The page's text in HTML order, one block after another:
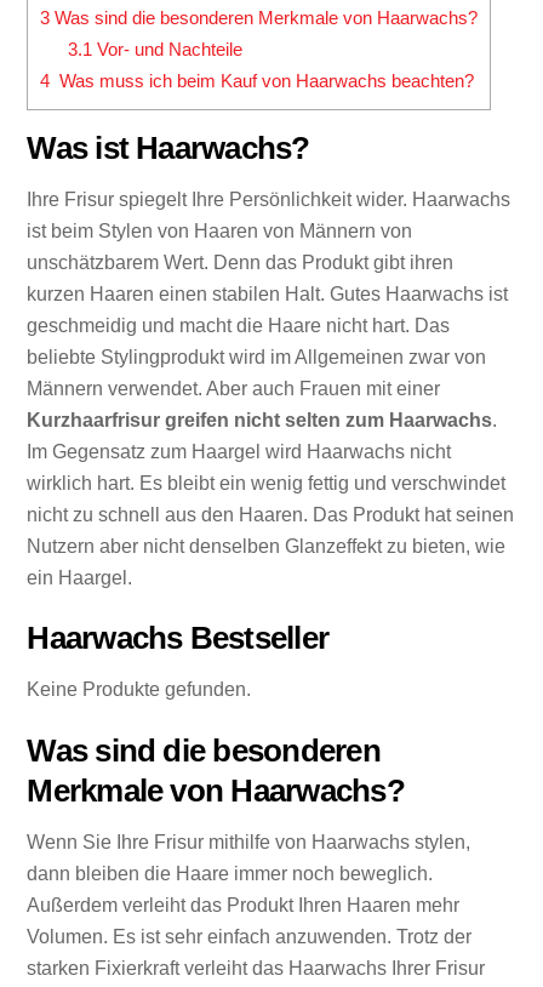
3 Was sind die besonderen Merkmale von Haarwachs?
3.1 Vor- und Nachteile
4 Was muss ich beim Kauf von Haarwachs beachten?
Was ist Haarwachs?
Ihre Frisur spiegelt Ihre Persönlichkeit wider. Haarwachs
ist beim Stylen von Haaren von Männern von
unschätzbarem Wert. Denn das Produkt gibt ihren
kurzen Haaren einen stabilen Halt. Gutes Haarwachs ist
geschmeidig und macht die Haare nicht hart. Das
beliebte Stylingprodukt wird im Allgemeinen zwar von
Männern verwendet. Aber auch Frauen mit einer
Kurzhaarfrisur greifen nicht selten zum Haarwachs.
Im Gegensatz zum Haargel wird Haarwachs nicht
wirklich hart. Es bleibt ein wenig fettig und verschwindet
nicht zu schnell aus den Haaren. Das Produkt hat seinen
Nutzern aber nicht denselben Glanzeffekt zu bieten, wie
ein Haargel.
Haarwachs Bestseller
Keine Produkte gefunden.
Was sind die besonderen
Merkmale von Haarwachs?
Wenn Sie Ihre Frisur mithilfe von Haarwachs stylen,
dann bleiben die Haare immer noch beweglich.
Außerdem verleiht das Produkt Ihren Haaren mehr
Volumen. Es ist sehr einfach anzuwenden. Trotz der
starken Fixierkraft verleiht das Haarwachs Ihrer Frisur